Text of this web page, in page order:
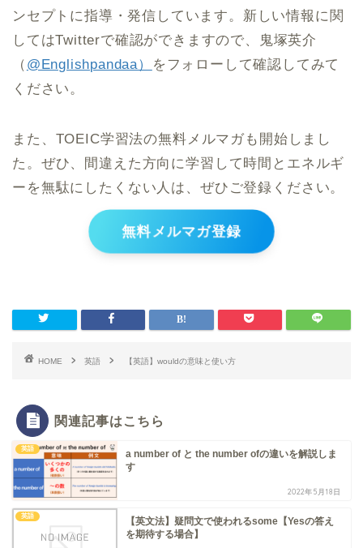
ンセプトに指導・発信しています。新しい情報に関
してはTwitterで確認ができますので、鬼塚英介
（ @Englishpandaa）
をフォローして確認してみて
ください。
また、TOEIC学習法の無料メルマガも開始しまし
た。ぜひ、間違えた方向に学習して時間とエネルギ
ーを無駄にしたくない人は、ぜひご登録ください。
無料メルマガ登録
HOME 英語 【英語】wouldの意味と使い方
関連記事はこちら
英語
a number of と the number ofの違いを解説しま
す
2022年5月18日
英語
【英文法】疑問文で使われるsome【Yesの答え
を期待する場合】